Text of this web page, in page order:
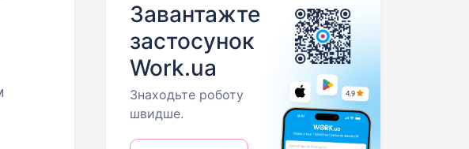
Завантажте
застосунок
Work.ua
Знаходьте роботу
швидше.